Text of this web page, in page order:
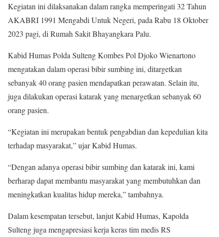
Kegiatan ini dilaksanakan dalam rangka memperingati 32 Tahun
AKABRI 1991 Mengabdi Untuk Negeri, pada Rabu 18 Oktober
2023 pagi, di Rumah Sakit Bhayangkara Palu.
Kabid Humas Polda Sulteng Kombes Pol Djoko Wienartono
mengatakan dalam operasi bibir sumbing ini, ditargetkan
sebanyak 40 orang pasien mendapatkan perawatan. Selain itu,
juga dilakukan operasi katarak yang menargetkan sebanyak 60
orang pasien.
“Kegiatan ini merupakan bentuk pengabdian dan kepedulian kita
terhadap masyarakat,” ujar Kabid Humas.
“Dengan adanya operasi bibir sumbing dan katarak ini, kami
berharap dapat membantu masyarakat yang membutuhkan dan
meningkatkan kualitas hidup mereka,” tambahnya.
Dalam kesempatan tersebut, lanjut Kabid Humas, Kapolda
Sulteng juga mengapresiasi kerja keras tim medis RS